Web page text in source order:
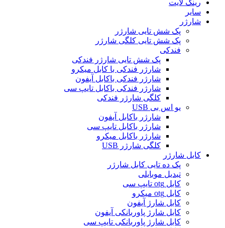
رینگ لایت
سایر
شارژر
پک شش تایی شارژر
پک شش تایی کلگی شارژر
فندکی
پک شش تایی شارژر فندکی
شارژر فندکی با کابل میکرو
شارژر فندکی باکابل آیفون
شارژر فندکی باکابل تایپ سی
کلگی شارژر فندکی
یو اس بی USB
شارژر باکابل آیفون
شارژر باکابل تایپ سی
شارژر باکابل میکرو
کلگی شارژر USB
کابل شارژر
پک ده تایی کابل شارژر
تبدیل موبایلی
کابل otg تایپ سی
کابل otg میکرو
کابل شارژ آیفون
کابل شارژ پاوربانکی آیفون
کابل شارژ پاوربانکی تایپ سی